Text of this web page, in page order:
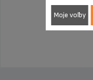
Moje voľby